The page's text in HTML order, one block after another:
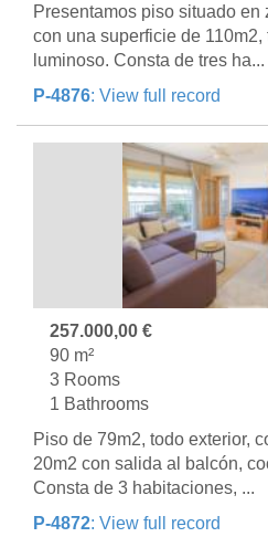
Presentamos piso situado
con una superficie de
luminoso. Consta de tres ha...
P-4876: View full record
257.000,00 €
90 m²
3 Rooms
1 Bathrooms
Piso de 79m2, todo exterior,
20m2 con salida al balcón,
Consta de 3 habitaciones, ...
P-4872: View full record